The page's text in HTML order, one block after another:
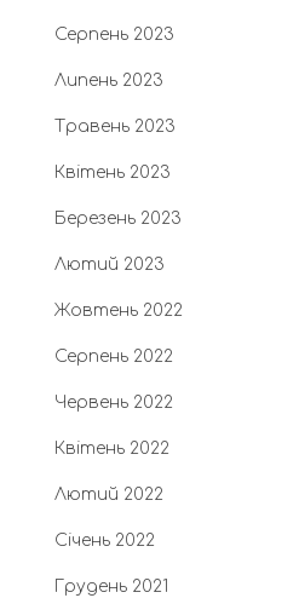
Серпень 2023
Липень 2023
Травень 2023
Квітень 2023
Березень 2023
Лютий 2023
Жовтень 2022
Серпень 2022
Червень 2022
Квітень 2022
Лютий 2022
Січень 2022
Грудень 2021